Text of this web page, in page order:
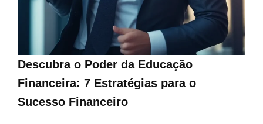
Descubra o Poder da Educação
Financeira: 7 Estratégias para o
Sucesso Financeiro